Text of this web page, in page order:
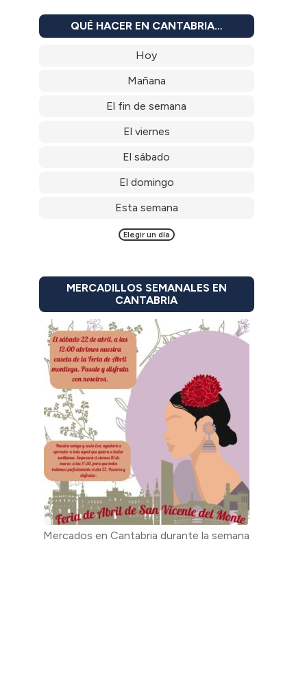
QUÉ HACER EN CANTABRIA…
Hoy
Mañana
El fin de semana
El viernes
El sábado
El domingo
Esta semana
Elegir un día
MERCADILLOS SEMANALES EN
CANTABRIA
Mercados en Cantabria durante la semana